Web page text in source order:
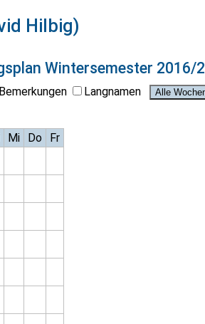
Hilbig)
Wintersemester 2016/
Bemerkungen Langnamen
Mi Do
Fr